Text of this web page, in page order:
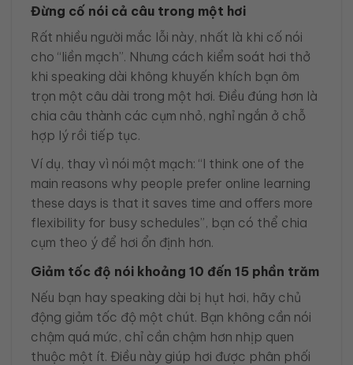
Đừng cố nói cả câu trong một hơi
Rất nhiều người mắc lỗi này, nhất là khi cố nói
cho “liền mạch”. Nhưng cách kiểm soát hơi thở
khi speaking dài không khuyến khích bạn ôm
trọn một câu dài trong một hơi. Điều đúng hơn là
chia câu thành các cụm nhỏ, nghỉ ngắn ở chỗ
hợp lý rồi tiếp tục.
Ví dụ, thay vì nói một mạch: “I think one of the
main reasons why people prefer online learning
these days is that it saves time and offers more
flexibility for busy schedules”, bạn có thể chia
cụm theo ý để hơi ổn định hơn.
Giảm tốc độ nói khoảng 10 đến 15 phần trăm
Nếu bạn hay speaking dài bị hụt hơi, hãy chủ
động giảm tốc độ một chút. Bạn không cần nói
chậm quá mức, chỉ cần chậm hơn nhịp quen
thuộc một ít. Điều này giúp hơi được phân phối